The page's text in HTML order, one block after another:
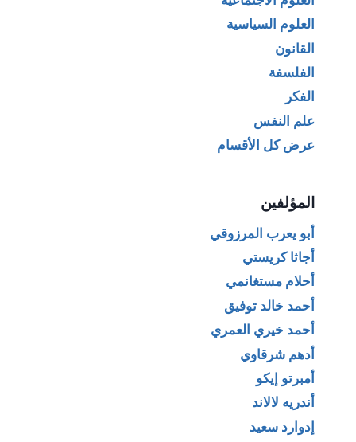
العلوم السياسية
القانون
الفلسفة
الفكر
علم النفس
عرض كل الأقسام
المؤلفين
أبو يعرب المرزوقي
أجاثا كريستي
أحلام مستغانمي
أحمد خالد توفيق
أحمد خيري العمري
أدهم شرقاوي
أمبرتو إيكو
أندريه لالاند
إدوارد سعيد